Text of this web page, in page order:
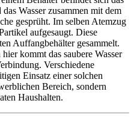
Wasser zusammen mit dem
gesprüht. Im selben Atemzug
aufgesaugt. Diese
Auffangbehälter gesammelt.
kommt das saubere Wasser
Verschiedene
Einsatz einer solchen
Bereich, sondern
Haushalten.